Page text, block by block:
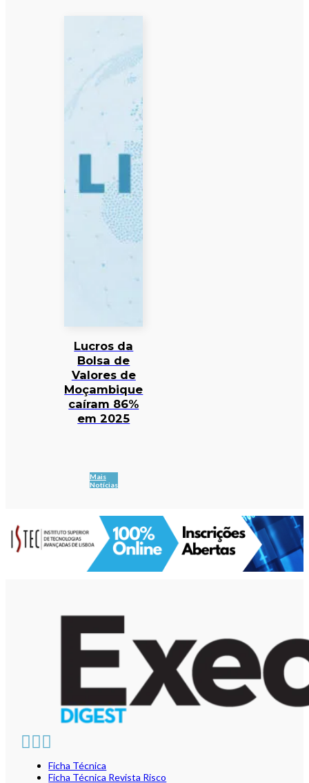
Lucros da
Bolsa de
Valores de
Moçambique
caíram 86%
em 2025
Mais
Notícias
Ficha Técnica
Ficha Técnica Revista Risco